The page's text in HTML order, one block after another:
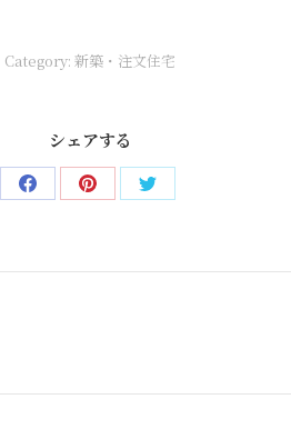
Category: 新築・注文住宅
シェアする
Share Share Share